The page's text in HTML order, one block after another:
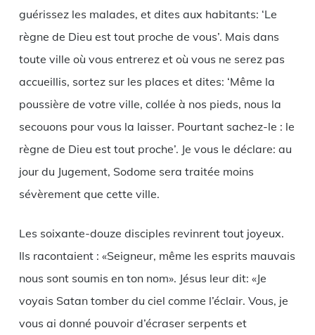
guérissez les malades, et dites aux habitants: ‘Le
règne de Dieu est tout proche de vous’. Mais dans
toute ville où vous entrerez et où vous ne serez pas
accueillis, sortez sur les places et dites: ‘Même la
poussière de votre ville, collée à nos pieds, nous la
secouons pour vous la laisser. Pourtant sachez-le : le
règne de Dieu est tout proche’. Je vous le déclare: au
jour du Jugement, Sodome sera traitée moins
sévèrement que cette ville.
Les soixante-douze disciples revinrent tout joyeux.
Ils racontaient : «Seigneur, même les esprits mauvais
nous sont soumis en ton nom». Jésus leur dit: «Je
voyais Satan tomber du ciel comme l’éclair. Vous, je
vous ai donné pouvoir d’écraser serpents et